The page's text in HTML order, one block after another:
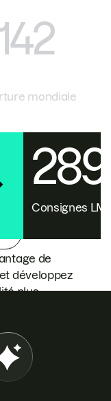
mondiale
Consignes
de
développez
plus